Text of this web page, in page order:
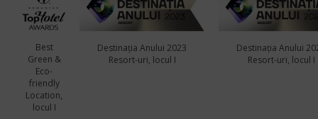
Best
Green &
Eco-
friendly
Location,
locul I
Destinația Anului 2023
Resort-uri, locul I
Destinația Anului
Resort-uri, locul I